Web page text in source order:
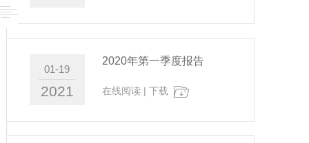
01-19
2021
2020年第一季度报告
在线阅读 | 下载